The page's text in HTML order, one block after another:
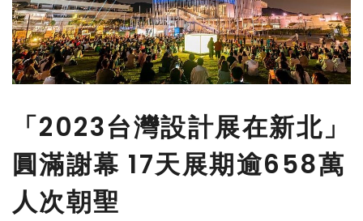
「2023台灣設計展在新北」
圓滿謝幕 17天展期逾658萬
人次朝聖